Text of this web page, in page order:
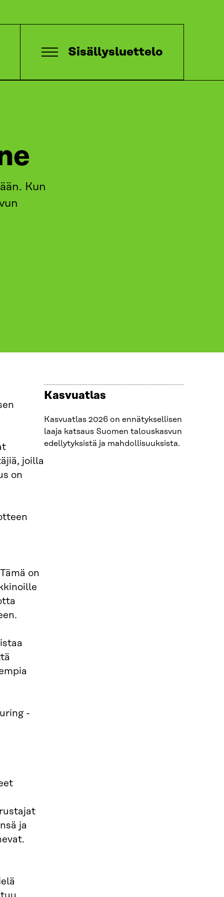
Sisällysluettelo
Kun
joilla
on
on
-
ja
Kasvuatlas
Kasvuatlas 2026 on ennätyksellisen
laaja katsaus Suomen talouskasvun
edellytyksistä ja mahdollisuuksista.